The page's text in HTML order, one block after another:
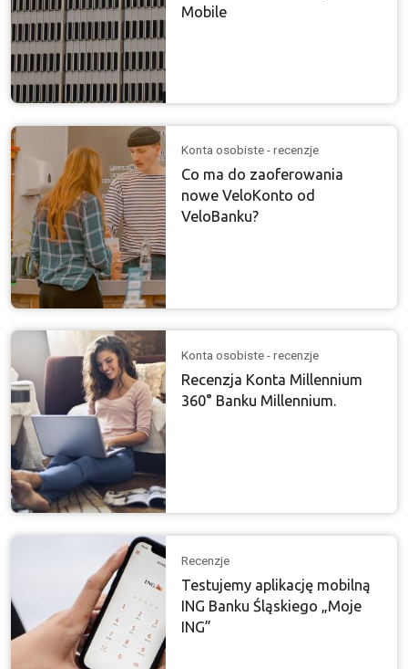
Mobile
Konta osobiste - recenzje
Co ma do zaoferowania
nowe VeloKonto od
VeloBanku?
Konta osobiste - recenzje
Recenzja Konta Millennium
360° Banku Millennium.
Recenzje
Testujemy aplikację mobilną
ING Banku Śląskiego „Moje
ING”